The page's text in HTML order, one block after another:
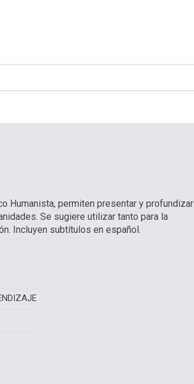
Humanista, permiten presentar y profundizar
Se sugiere utilizar tanto para la
Incluyen subtítulos en español.